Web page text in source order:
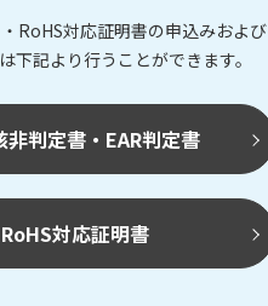
RoHS対応証明書の申込みおよび
下記より行うことができます。
非判定書・EAR判定書
RoHS対応証明書